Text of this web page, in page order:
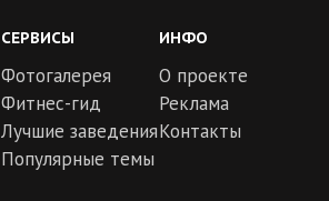
СЕРВИСЫ
Фотогалерея
Фитнес-гид
Лучшие заведения
Популярные темы
ИНФО
О проекте
Реклама
Контакты